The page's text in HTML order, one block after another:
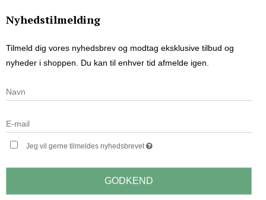
Nyhedstilmelding
Tilmeld dig vores nyhedsbrev og modtag eksklusive tilbud og
nyheder i shoppen. Du kan til enhver tid afmelde igen.
Jeg vil gerne tilmeldes nyhedsbrevet
GODKEND